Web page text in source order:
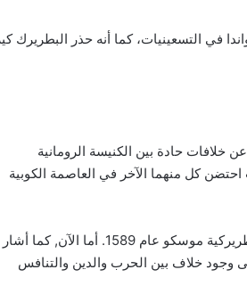
في التسعينيات، كما أنه حذر البطريرك
حادة بين الكنيسة الرومانية
قام بها البابا فرنسيس و البطريرك كيريل عام 2016، حيث احتضن كل منهما الآخر في العاصمة الكوبية
موسكو عام 1589.
أما الآن, كما أشار
وجود خلاف بين الحرب والدين والتنافس